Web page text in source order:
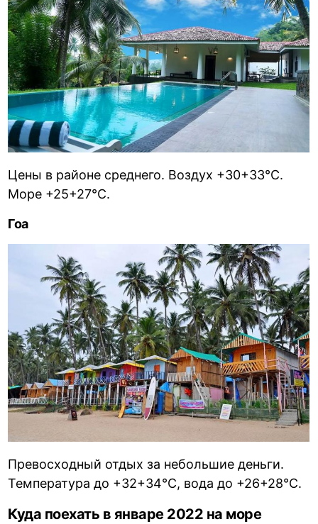
Цены в районе среднего. Воздух +30+33°С.
Море +25+27°С.
Гоа
Превосходный отдых за небольшие деньги.
Температура до +32+34°С, вода до +26+28°С.
Куда поехать в январе 2022 на море